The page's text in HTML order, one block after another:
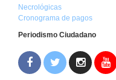
Necrológicas
Cronograma de pagos
Periodismo Ciudadano